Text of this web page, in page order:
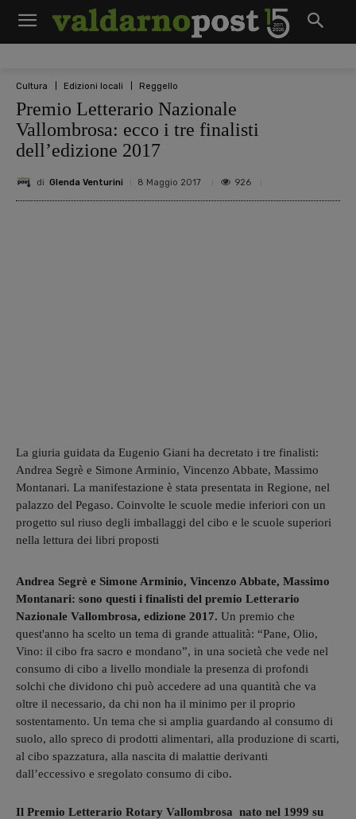
Cultura Edizioni locali Reggello
Premio Letterario Nazionale
Vallombrosa: ecco i tre finalisti
dell’edizione 2017
di Glenda Venturini 8 Maggio 2017 926
La giuria guidata da Eugenio Giani ha decretato i tre finalisti:
Andrea Segrè e Simone Arminio, Vincenzo Abbate, Massimo
Montanari. La manifestazione è stata presentata in Regione, nel
palazzo del Pegaso. Coinvolte le scuole medie inferiori con un
progetto sul riuso degli imballaggi del cibo e le scuole superiori
nella lettura dei libri proposti
Andrea Segrè e Simone Arminio, Vincenzo Abbate, Massimo
Montanari: sono questi i finalisti del premio Letterario
Nazionale Vallombrosa, edizione 2017. Un premio che
quest'anno ha scelto un tema di grande attualità: “Pane, Olio,
Vino: il cibo fra sacro e mondano”, in una società che vede nel
consumo di cibo a livello mondiale la presenza di profondi
solchi che dividono chi può accedere ad una quantità che va
oltre il necessario, da chi non ha il minimo per il proprio
sostentamento. Un tema che si amplia guardando al consumo di
suolo, allo spreco di prodotti alimentari, alla produzione di scarti,
al cibo spazzatura, alla nascita di malattie derivanti
dall’eccessivo e sregolato consumo di cibo.
Il Premio Letterario Rotary Vallombrosa nato nel 1999 su